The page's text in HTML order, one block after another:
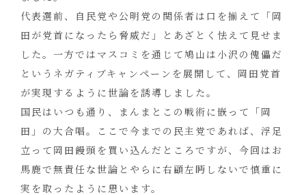
代表選前、自民党や公明党の関係者は口を揃えて「岡
田が党首になったら脅威だ」とあざとく怯えて見せま
した。一方ではマスコミを通じて鳩山は小沢の傀儡だ
というネガティブキャンペーンを展開して、岡田党首
が実現するように世論を誘導しました。
国民はいつも通り、まんまとこの戦術に嵌って「岡
田」の大合唱。ここで今までの民主党であれば、浮足
立って岡田饅頭を買い込んだところですが、今回はお
馬鹿で無責任な世論とやらに右顧左眄しないで慎重に
実を取ったように思います。